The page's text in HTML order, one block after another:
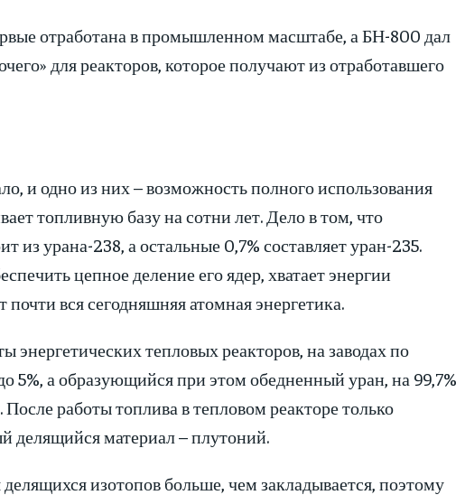
отработана в промышленном масштабе, а БН-800 дал
для реакторов, которое получают из отработавшего
и одно из них – возможность полного использования
топливную базу на сотни лет. Дело в том, что
урана-238, а остальные 0,7% составляет уран-235.
цепное деление его ядер, хватает энергии
вся сегодняшняя атомная энергетика.
тепловых реакторов, на заводах по
5%, а образующийся при этом обедненный уран, на 99,7%
работы топлива в тепловом реакторе только
делящийся материал – плутоний.
изотопов больше, чем закладывается, поэтому